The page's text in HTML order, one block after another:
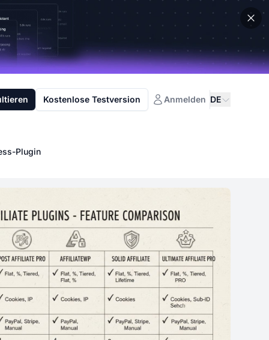
Kostenlose Testversion Anmelden DE
Plugin